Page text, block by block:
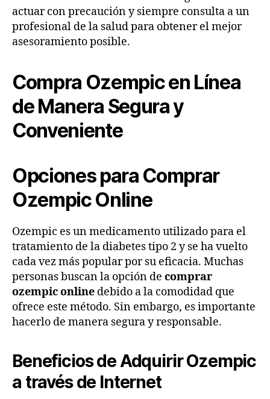
actuar con precaución y siempre consulta a un
profesional de la salud para obtener el mejor
asesoramiento posible.
Compra Ozempic en Línea
de Manera Segura y
Conveniente
Opciones para Comprar
Ozempic Online
Ozempic es un medicamento utilizado para el
tratamiento de la diabetes tipo 2 y se ha vuelto
cada vez más popular por su eficacia. Muchas
personas buscan la opción de comprar
ozempic online debido a la comodidad que
ofrece este método. Sin embargo, es importante
hacerlo de manera segura y responsable.
Beneficios de Adquirir Ozempic
a través de Internet